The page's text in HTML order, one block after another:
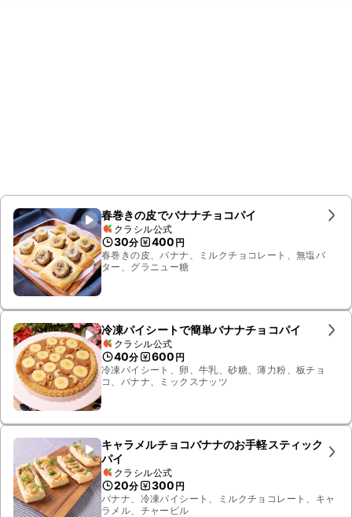
春巻きの皮でバナナチョコパイ
クラシル公式
30分 400 円
春巻きの皮、バナナ、ミルクチョコレート、無塩バ
ター、グラニュー糖
冷凍パイシートで簡単バナナチョコパイ
クラシル公式
40分 600 円
冷凍パイシート、卵、牛乳、砂糖、薄力粉、板チョ
コ、バナナ、ミックスナッツ
キャラメルチョコバナナのお手軽スティック
パイ
クラシル公式
20分 300 円
バナナ、冷凍パイシート、ミルクチョコレート、キャ
ラメル、チャービル